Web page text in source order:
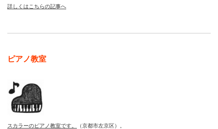
詳しくはこちらの記事へ
ピアノ教室
スカラーのピアノ教室です。
（京都市左京区）。